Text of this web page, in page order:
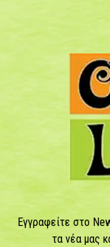
Εγγραφείτε στο
τα νέα μας